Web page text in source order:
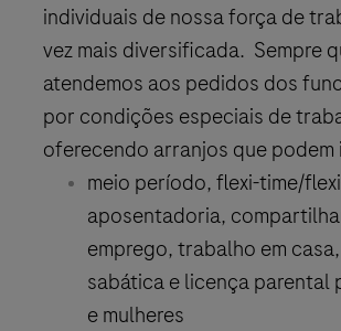
individuais de nossa força de
vez mais diversificada. Sempre
atendemos aos pedidos dos
por condições especiais de
oferecendo arranjos que podem
meio período, flexi-time/
aposentadoria,
emprego, trabalho em
sabática e licença parental
e mulheres